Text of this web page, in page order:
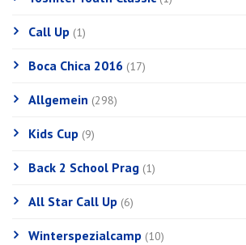
Call Up (1)
Boca Chica 2016 (17)
Allgemein (298)
Kids Cup (9)
Back 2 School Prag (1)
All Star Call Up (6)
Winterspezialcamp (10)